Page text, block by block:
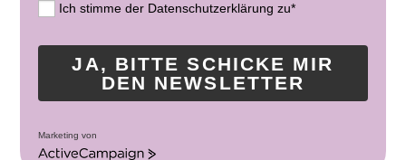
Ich stimme der Datenschutzerklärung zu*
JA, BITTE SCHICKE MIR
DEN NEWSLETTER
Marketing von
A